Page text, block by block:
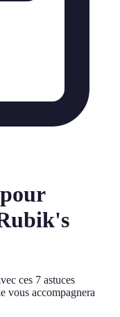
ces 7 astuces
vous accompagnera